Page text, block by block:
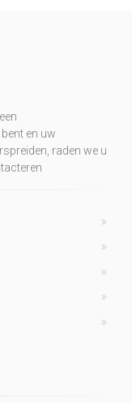
en uw
raden we u